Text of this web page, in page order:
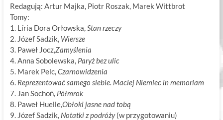
Redagują: Artur Majka, Piotr Roszak, Marek Wittbrot
Tomy:
1. Líria Dora Orłowska, Stan rzeczy
2. Józef Sadzik, Wiersze
3. Paweł Jocz, Zamyślenia
4. Anna Sobolewska, Paryż bez ulic
5. Marek Pelc, Czarnowidzenia
6. Reprezentować samego siebie. Maciej Niemiec in memoriam
7. Jan Sochoń, Półmrok
8. Paweł Huelle,Obłoki jasne nad tobą
9. Józef Sadzik, Notatki z podróży(w przygotowaniu)